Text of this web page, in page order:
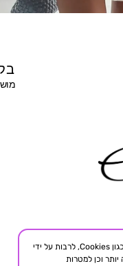
באתר זה נעשה שימוש בטכנולוגיות איסוף מידע כגון Cookies, לרבות על ידי
וכן למטרות